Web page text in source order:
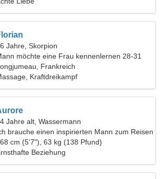
Jahre, Skorpion
möchte eine Frau kennenlernen 28-31
Frankreich
Kraftdreikampf
Jahre alt, Wassermann
brauche einen inspirierten Mann zum Reisen
cm (5'7"), 63 kg (138 Pfund)
Beziehung